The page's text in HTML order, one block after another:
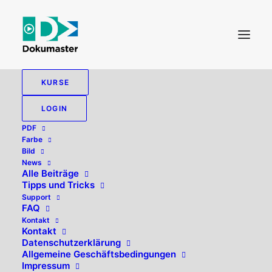
KURSE
LOGIN
PDF
Farbe
Bild
News
Alle Beiträge
Tipps und Tricks
Support
FAQ
Kontakt
Kontakt
Datenschutzerklärung
Allgemeine Geschäftsbedingungen
Impressum
Tags
Einzelnes Ergebnis wird angezeigt